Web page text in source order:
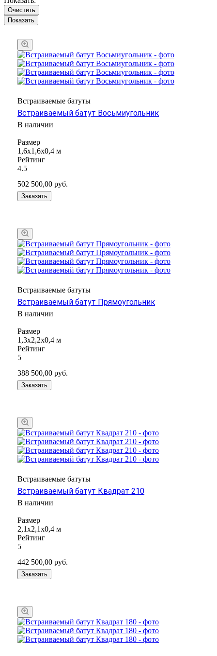
Очистить
Встраиваемые батуты
Встраиваемый батут Восьмиугольник
В наличии
Размер
1,6x1,6х0,4 м
Рейтинг
4.5
502 500,00 руб.
Заказать
Встраиваемые батуты
Встраиваемый батут Прямоугольник
В наличии
Размер
1,3x2,2х0,4 м
Рейтинг
5
388 500,00 руб.
Заказать
Встраиваемые батуты
Встраиваемый батут Квадрат 210
В наличии
Размер
2,1x2,1х0,4 м
Рейтинг
5
442 500,00 руб.
Заказать